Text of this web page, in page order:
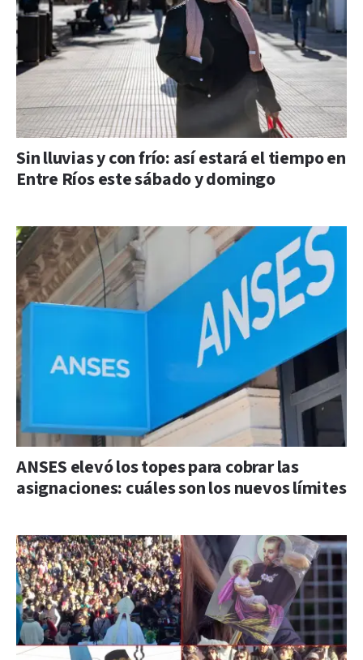
Sin lluvias y con frío: así estará el tiempo en
Entre Ríos este sábado y domingo
ANSES elevó los topes para cobrar las
asignaciones: cuáles son los nuevos límites